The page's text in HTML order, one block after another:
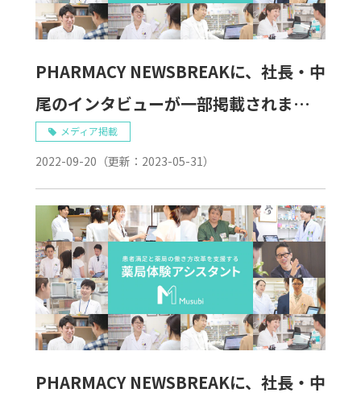
PHARMACY NEWSBREAKに、社長・中
尾のインタビューが一部掲載されまし
た。メディア掲載
2022-09-20 （更新： 2023-05-31）
PHARMACY NEWSBREAKに、社長・中